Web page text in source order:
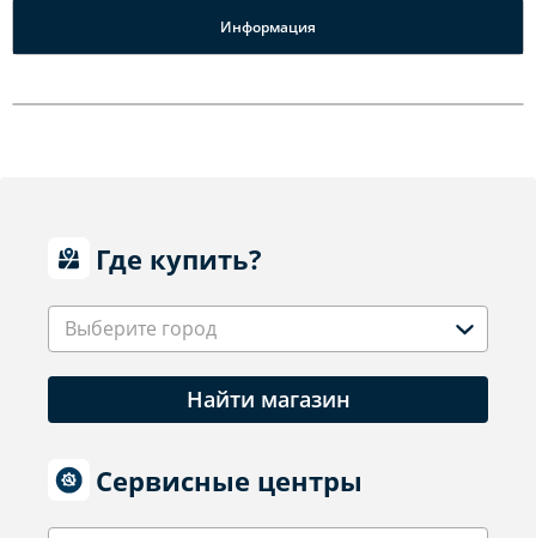
Информация
Где купить?
Выберите город
Найти магазин
Сервисные центры